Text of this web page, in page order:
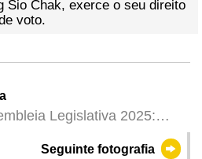
Sio Chak, exerce o seu direito
voto.
Legislativa 2025:
Seguinte fotografia